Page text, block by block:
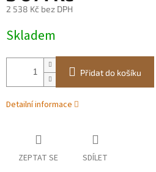
2 538 Kč bez DPH
cena:
Skladem
Přidat do košíku
Detailní informace
ZEPTAT SE SDÍLET